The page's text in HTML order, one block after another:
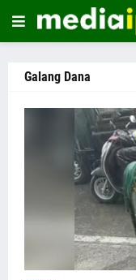
Galang Dana